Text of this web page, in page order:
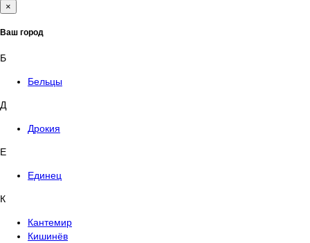
×
Ваш город
Б
Бельцы
Д
Дрокия
Е
Единец
К
Кантемир
Кишинёв